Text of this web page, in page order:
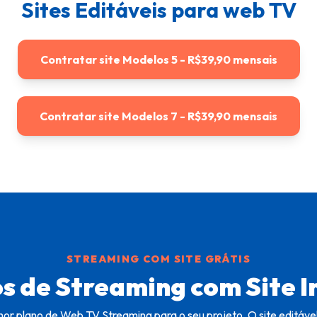
Sites Editáveis para web TV
Contratar site Modelos 5 - R$39,90 mensais
Contratar site Modelos 7 - R$39,90 mensais
STREAMING COM SITE GRÁTIS
de Streaming com Site